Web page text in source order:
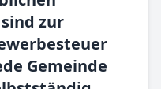
zur
Gemeinde